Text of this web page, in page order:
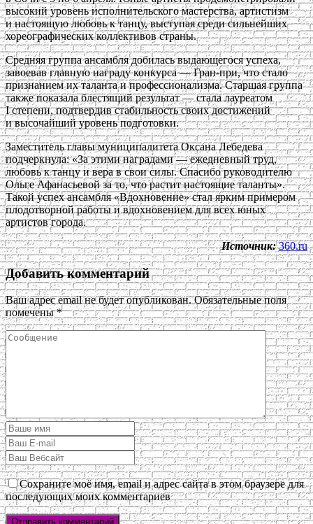
высокий уровень исполнительского мастерства, артистизм
и настоящую любовь к танцу, выступая среди сильнейших
хореографических коллективов страны.
Средняя группа ансамбля добилась выдающегося успеха,
завоевав главную награду конкурса — Гран-при, что стало
признанием их таланта и профессионализма. Старшая группа
также показала блестящий результат — стала лауреатом
I степени, подтвердив стабильность своих достижений
и высочайший уровень подготовки.
Заместитель главы муниципалитета Оксана Лебедева
подчеркнула: «За этими наградами — ежедневный труд,
любовь к танцу и вера в свои силы. Спасибо руководителю
Ольге Афанасьевой за то, что растит настоящие таланты».
Такой успех ансамбля «Вдохновение» стал ярким примером
плодотворной работы и вдохновением для всех юных
артистов города.
Источник: 360.ru
Добавить комментарий
Ваш адрес email не будет опубликован. Обязательные поля
помечены*
Сохраните моё имя, email и адрес сайта в этом браузере для
последующих моих комментариев